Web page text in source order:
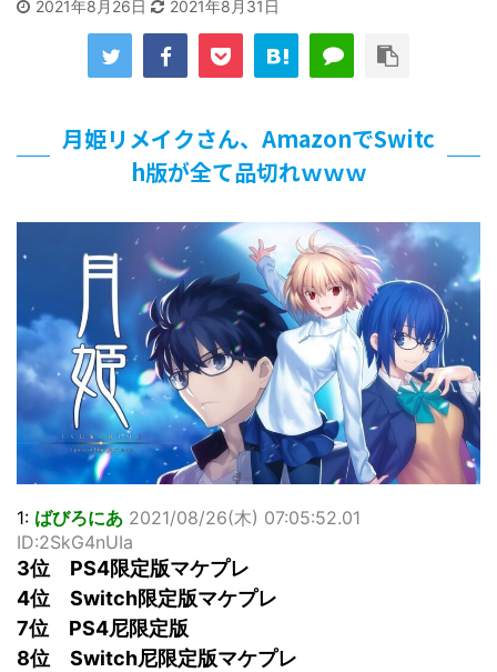
美少女図鑑AWARD2026グランプリ・榎本彩乃、グラビア披
てしまう…
【画像】『プリズマ☆イリヤ』の新グッズ、流石に一線を越
【画像】顔100点、体30点の女ｗｗｗ
…背が高い娘
佐藤絢音ちゃん(11)が万バズ！！
「洋画に日本版主題歌は必要か?」論争
超能力が使えるようになったので限界まで極める事にした件
その２
北原ももさんの挑発!!!
【画像】『プリズマ☆イリヤ』の新グッズ、流石に一線を越
えてしまう
敵「ダンクーガは合体するまでが長過ぎてつまらない」←合
体する前から面白いんだよなぁ
まとめチェッカーは閉鎖しました。RSSの解除をお願いしま
す。
【信長の野望・新生】米問屋をどういう時にどこに建てるの
かわからない
NHKにようこそ！を見終えたんだがｗｗｗ
Powered by livedoor 相互RSS
2021年8月26日 2021年8月31日
月姫リメイクさん、AmazonでSwitc
h版が全て品切れｗｗｗ
1: ばびろにあ 2021/08/26(木) 07:05:52.01
ID:2SkG4nUIa
3位 PS4限定版マケプレ
4位 Switch限定版マケプレ
7位 PS4尼限定版
8位 Switch尼限定版マケプレ